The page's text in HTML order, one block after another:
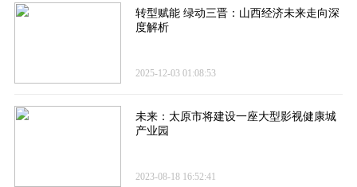
转型赋能 绿动三晋：山西经济未来走向深
度解析
2025-12-03 01:08:53
未来：太原市将建设一座大型影视健康城
产业园
2023-08-18 16:52:41